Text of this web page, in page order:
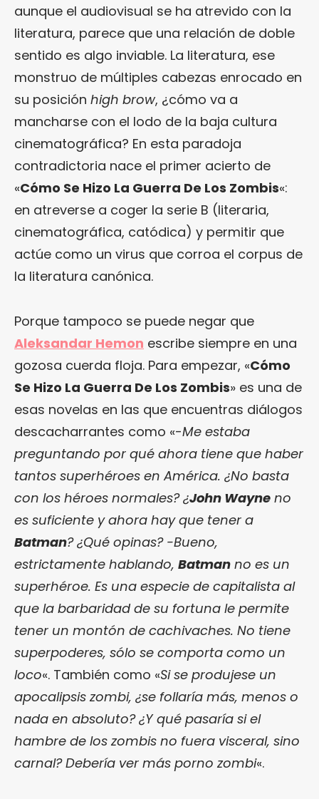
aunque el audiovisual se ha atrevido con la
literatura, parece que una relación de doble
sentido es algo inviable. La literatura, ese
monstruo de múltiples cabezas enrocado en
su posición high brow, ¿cómo va a
mancharse con el lodo de la baja cultura
cinematográfica? En esta paradoja
contradictoria nace el primer acierto de
«Cómo Se Hizo La Guerra De Los Zombis«:
en atreverse a coger la serie B (literaria,
cinematográfica, catódica) y permitir que
actúe como un virus que corroa el corpus de
la literatura canónica.
Porque tampoco se puede negar que
Aleksandar Hemon escribe siempre en una
gozosa cuerda floja. Para empezar, «Cómo
Se Hizo La Guerra De Los Zombis» es una de
esas novelas en las que encuentras diálogos
descacharrantes como «-Me estaba
preguntando por qué ahora tiene que haber
tantos superhéroes en América. ¿No basta
con los héroes normales? ¿John Wayne no
es suficiente y ahora hay que tener a
Batman? ¿Qué opinas? -Bueno,
estrictamente hablando, Batman no es un
superhéroe. Es una especie de capitalista al
que la barbaridad de su fortuna le permite
tener un montón de cachivaches. No tiene
superpoderes, sólo se comporta como un
loco«. También como «Si se produjese un
apocalipsis zombi, ¿se follaría más, menos o
nada en absoluto? ¿Y qué pasaría si el
hambre de los zombis no fuera visceral, sino
carnal? Debería ver más porno zombi«.